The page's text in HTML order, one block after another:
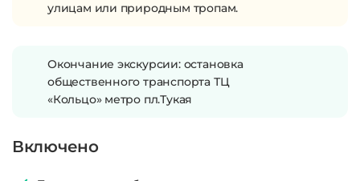
улицам или природным тропам.
Окончание экскурсии: остановка
общественного транспорта ТЦ
«Кольцо» метро пл.Тукая
Включено